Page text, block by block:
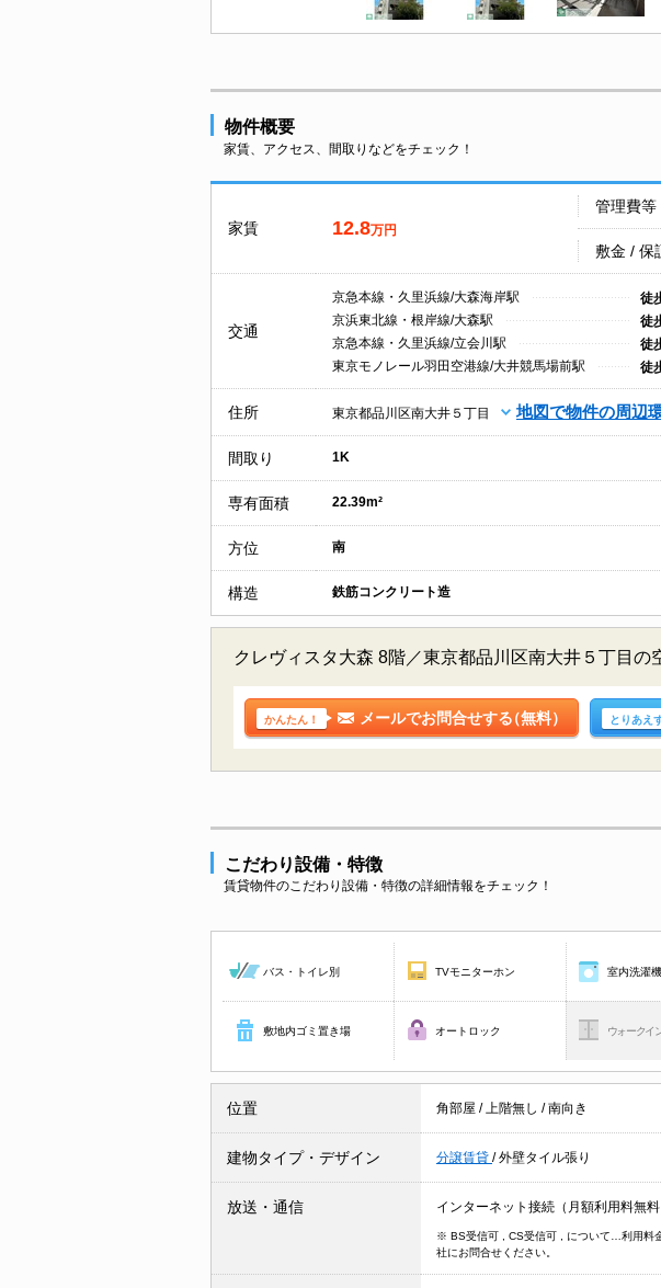
物件概要
家賃、アクセス、間取りなどをチェック！
家賃 12.8万円
管理費等
敷金 / 保
交通
京急本線・久里浜線/大森海岸駅 徒
京浜東北線・根岸線/大森駅
徒
京急本線・久里浜線/立会川駅
徒
東京モノレール羽田空港線/大井競馬場前駅
徒
住所 東京都品川区南大井５丁目 地図で物件の周辺
間取り 1K
専有面積 22.39m²
方位 南
構造 鉄筋コンクリート造
クレヴィスタ大森 8階／東京都品川区南大井５丁目の
かんたん！ メールでお問合せする（無料） とりあえ
こだわり設備・特徴
賃貸物件のこだわり設備・特徴の詳細情報をチェック！
バス・トイレ別 TVモニターホン 室内洗濯
敷地内ゴミ置き場 オートロック ウォークイ
位置 角部屋 / 上階無し /南向き
建物タイプ・デザイン 分譲賃貸 /外壁タイル張り
放送・通信 インターネット接続（月額利用料無料
※ BS受信可 , CS受信可 , について…利用料
社にお問合せください。